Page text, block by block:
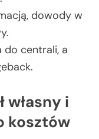
dowody w
do centrali, a
własny i
kosztów